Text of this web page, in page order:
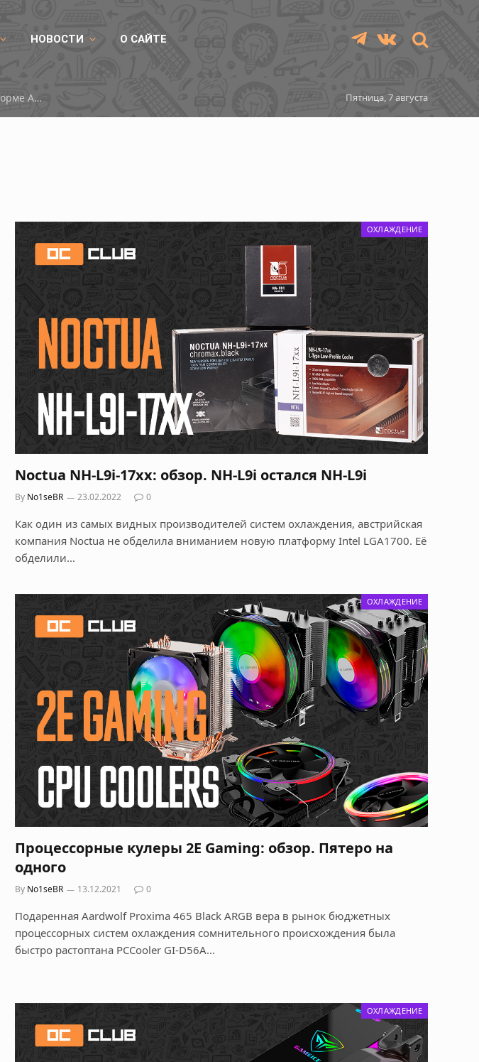
НОВОСТИ О САЙТЕ TelegramVKontakte
Китайская память DDR5 покорила 8800 МТ/с на платформе AMD Пятница, 7 августа
ОХЛАЖДЕНИЕ
Noctua NH-L9i-17xx: обзор. NH-L9i остался NH-L9i
By No1seBR 23.02.2022 0
Как один из самых видных производителей систем охлаждения, австрийская
компания Noctua не обделила вниманием новую платформу Intel LGA1700. Её
обделили…
ОХЛАЖДЕНИЕ
Процессорные кулеры 2E Gaming: обзор. Пятеро на
одного
By No1seBR 13.12.2021 0
Подаренная Aardwolf Proxima 465 Black ARGB вера в рынок бюджетных
процессорных систем охлаждения сомнительного происхождения была
быстро растоптана PCCooler GI-D56A…
ОХЛАЖДЕНИЕ